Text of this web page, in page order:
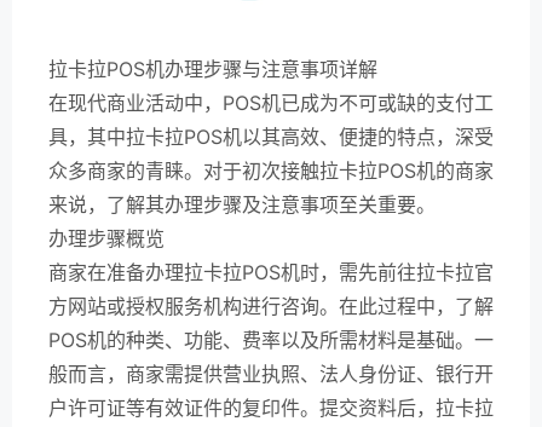
拉卡拉POS机办理步骤与注意事项详解
在现代商业活动中，POS机已成为不可或缺的支付工
具，其中拉卡拉POS机以其高效、便捷的特点，深受
众多商家的青睐。对于初次接触拉卡拉POS机的商家
来说，了解其办理步骤及注意事项至关重要。
办理步骤概览
商家在准备办理拉卡拉POS机时，需先前往拉卡拉官
方网站或授权服务机构进行咨询。在此过程中，了解
POS机的种类、功能、费率以及所需材料是基础。一
般而言，商家需提供营业执照、法人身份证、银行开
户许可证等有效证件的复印件。提交资料后，拉卡拉